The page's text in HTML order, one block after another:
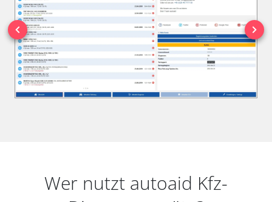
Wer nutzt autoaid Kfz-